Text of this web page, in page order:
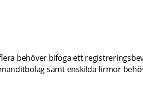
behöver bifoga ett
samt enskilda firmor